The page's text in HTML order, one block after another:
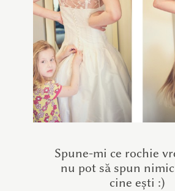
Spune-mi ce rochie
nu pot să spun
cine ești :)